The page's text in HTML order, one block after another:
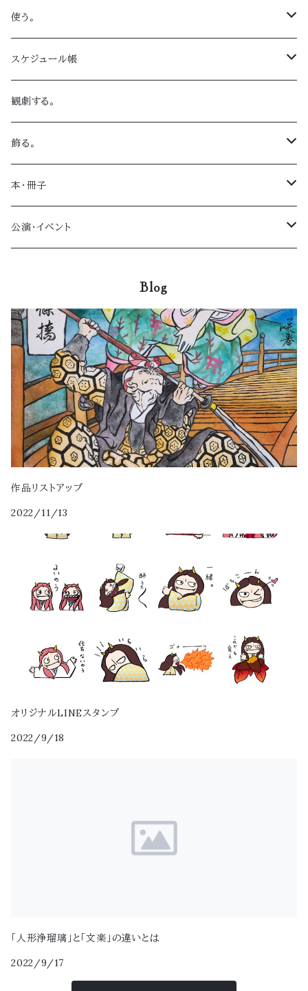
色紙
ハンカチ
Tシャツ
スマホケース
iPhone７
iPhone６/６S
ロンパース
ワンピース
トートバック
使う。
マグカップ
うちわ
便箋
懐紙
ケース
マウスパッド
湯呑み
手ぬぐい
スケジュール帳
観劇のためのスケジュール帳
観劇する。
飾る。
複製原画
本・冊子
過去公演パンフレット
公演・イベント
素浄瑠璃
Blog
作品リストアップ
2022/11/13
オリジナルLINEスタンプ
2022/9/18
「人形浄瑠璃」と「文楽」の違いとは
2022/9/17